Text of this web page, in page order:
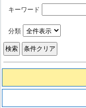
キーワード
分類